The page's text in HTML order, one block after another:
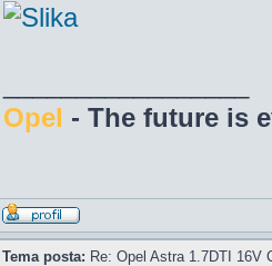
Opel - The future is
Tema posta: Re: Opel Astra 1.7DTI 16V